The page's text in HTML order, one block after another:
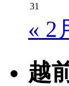
31
« 2
越